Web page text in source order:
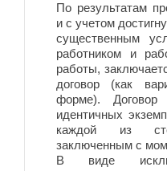
По результатам
и с учетом
существенным
работником и
работы,
договор (как
форме).
идентичных
каждой из
заключенным с
В виде